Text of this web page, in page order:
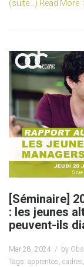
(suite…) Read More
[Séminaire]
: les jeunes
peuvent-ils
Mar 28, 2024 by
Tags: apprentos, cadres,